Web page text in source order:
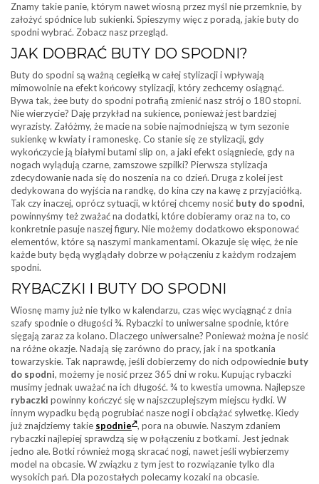
Znamy takie panie, którym nawet wiosną przez myśl nie przemknie, by
założyć spódnice lub sukienki. Spieszymy więc z poradą, jakie buty do
spodni wybrać. Zobacz nasz przegląd.
JAK DOBRAĆ BUTY DO SPODNI?
Buty do spodni są ważną cegiełką w całej stylizacji i wpływają
mimowolnie na efekt końcowy stylizacji, który zechcemy osiągnąć.
Bywa tak, żee buty do spodni potrafią zmienić nasz strój o 180 stopni.
Nie wierzycie? Daję przykład na sukience, ponieważ jest bardziej
wyrazisty. Załóżmy, że macie na sobie najmodniejszą w tym sezonie
sukienkę w kwiaty i ramoneskę. Co stanie się ze stylizacji, gdy
wykończycie ją białymi butami slip on, a jaki efekt osiągniecie, gdy na
nogach wylądują czarne, zamszowe szpilki? Pierwsza stylizacja
zdecydowanie nada się do noszenia na co dzień. Druga z kolei jest
dedykowana do wyjścia na randkę, do kina czy na kawę z przyjaciółką.
Tak czy inaczej, oprócz sytuacji, w której chcemy nosić buty do spodni,
powinnyśmy też zważać na dodatki, które dobieramy oraz na to, co
konkretnie pasuje naszej figury. Nie możemy dodatkowo eksponować
elementów, które są naszymi mankamentami. Okazuje się więc, że nie
każde buty będą wyglądały dobrze w połączeniu z każdym rodzajem
spodni.
RYBACZKI I BUTY DO SPODNI
Wiosnę mamy już nie tylko w kalendarzu, czas więc wyciągnąć z dnia
szafy spodnie o długości ¾. Rybaczki to uniwersalne spodnie, które
sięgają zaraz za kolano. Dlaczego uniwersalne? Ponieważ można je nosić
na różne okazje. Nadają się zarówno do pracy, jak i na spotkania
towarzyskie. Tak naprawdę, jeśli dobierzemy do nich odpowiednie buty
do spodni, możemy je nosić przez 365 dni w roku. Kupując rybaczki
musimy jednak uważać na ich długość. ¾ to kwestia umowna. Najlepsze
rybaczki powinny kończyć się w najszczuplejszym miejscu łydki. W
innym wypadku będą pogrubiać nasze nogi i obciążać sylwetkę. Kiedy
już znajdziemy takie spodnie , pora na obuwie. Naszym zdaniem
rybaczki najlepiej sprawdzą się w połączeniu z botkami. Jest jednak
jedno ale. Botki również mogą skracać nogi, nawet jeśli wybierzemy
model na obcasie. W związku z tym jest to rozwiązanie tylko dla
wysokich pań. Dla pozostałych polecamy kozaki na obcasie.